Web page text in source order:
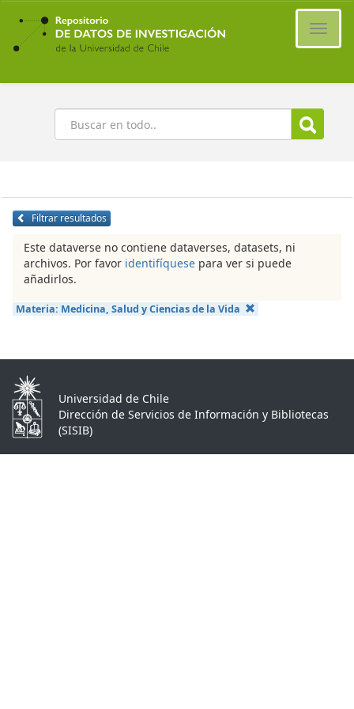
Ir
contenido
principal
Buscar
Filtrar resultados
Este dataverse no contiene dataverses, datasets, ni
archivos. Por favor identifíquese para ver si puede
añadirlos.
Materia: Medicina, Salud y Ciencias de la Vida
Universidad de Chile
Dirección de Servicios de Información y Bibliotecas
(SISIB)